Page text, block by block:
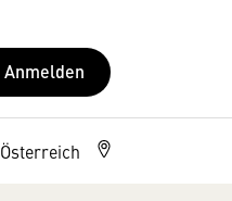
Anmelden
Österreich